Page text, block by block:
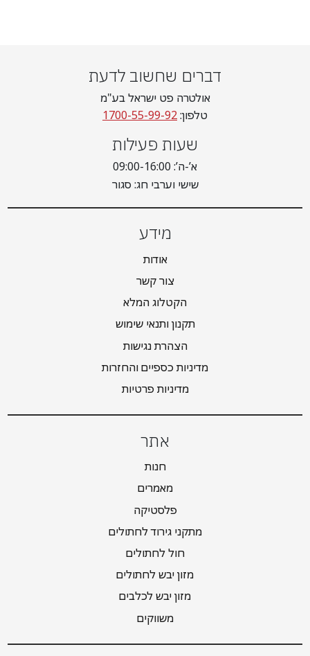
דברים שחשוב לדעת
אולטרה פט ישראל בע"מ
טלפון:1700-55-99-92
שעות פעילות
א’-ה’: 09:00-16:00
שישי וערבי חג: סגור
מידע
אודות
צור קשר
הקטלוג המלא
תקנון ותנאי שימוש
הצהרת נגישות
מדיניות כספיים והחזרות
מדיניות פרטיות
אתר
חנות
מאמרים
פלסטיקה
מתקני גירוד לחתולים
חול לחתולים
מזון יבש לחתולים
מזון יבש לכלבים
משווקים